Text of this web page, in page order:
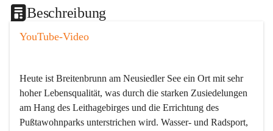
Beschreibung
YouTube-Video
Heute ist Breitenbrunn am Neusiedler See ein Ort mit sehr
hoher Lebensqualität, was durch die starken Zusiedelungen
am Hang des Leithagebirges und die Errichtung des
Pußtawohnparks unterstrichen wird. Wasser- und Radsport,